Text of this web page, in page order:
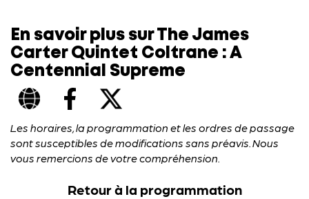
En savoir plus sur The James
Carter Quintet Coltrane : A
Centennial Supreme
Les horaires, la programmation et les ordres de passage
sont susceptibles de modifications sans préavis. Nous
vous remercions de votre compréhension.
Retour à la programmation